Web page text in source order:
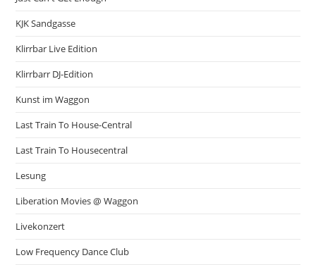
KJK Sandgasse
Klirrbar Live Edition
Klirrbarr DJ-Edition
Kunst im Waggon
Last Train To House-Central
Last Train To Housecentral
Lesung
Liberation Movies @ Waggon
Livekonzert
Low Frequency Dance Club